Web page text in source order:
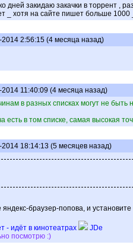
дней закидаю закачки в торрент ,
_ хотя на сайте пишет больше
2:56:15 (4 месяца назад)
11:40:09 (4 месяца назад)
в разных списках могут не быть
есть в том списке, самая высокая
2014 18:14:13 (5 месяцев назад)
браузер-попова, и
- идёт в кинотеатрах
JDe
посмотрю :)